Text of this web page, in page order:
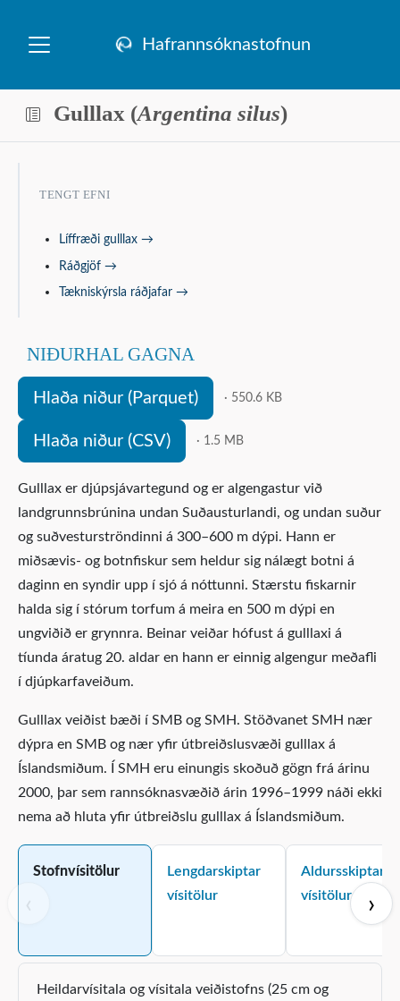
Hafrannsóknastofnun
Gulllax (Argentina silus)
TENGT EFNI
Líffræði gulllax →
Ráðgjöf →
Tækniskýrsla ráðjafar →
NIÐURHAL GAGNA
Hlaða niður (Parquet) · 550.6 KB
Hlaða niður (CSV) · 1.5 MB
Gulllax er djúpsjávartegund og er algengastur við
landgrunnsbrúnina undan Suðausturlandi, og undan suður
og suðvesturströndinni á 300–600 m dýpi. Hann er
miðsævis- og botnfiskur sem heldur sig nálægt botni á
daginn en syndir upp í sjó á nóttunni. Stærstu fiskarnir
halda sig í stórum torfum á meira en 500 m dýpi en
ungviðið er grynnra. Beinar veiðar hófust á gulllaxi á
tíunda áratug 20. aldar en hann er einnig algengur meðafli
í djúpkarfaveiðum.
Gulllax veiðist bæði í SMB og SMH. Stöðvanet SMH nær
dýpra en SMB og nær yfir útbreiðslusvæði gulllax á
Íslandsmiðum. Í SMH eru einungis skoðuð gögn frá árinu
2000, þar sem rannsóknasvæðið árin 1996–1999 náði ekki
nema að hluta yfir útbreiðslu gulllax á Íslandsmiðum.
Stofnvísitölur
Lengdarskiptar
vísitölur
Aldursskiptar
vísitölur
‹ ›
Heildarvísitala og vísitala veiðistofns (25 cm og